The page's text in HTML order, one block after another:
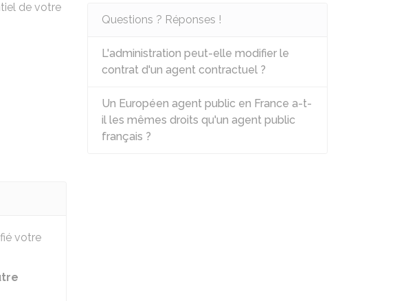
de votre
votre
Questions ? Réponses !
L'administration peut-elle modifier le
contrat d'un agent contractuel ?
Un Européen agent public en France a-t-
il les mêmes droits qu'un agent public
français ?